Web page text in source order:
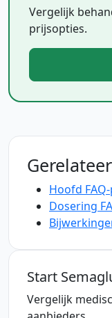
Vergelijk
prijsopties.
Hoofd
Dosering
Start
Vergelijk